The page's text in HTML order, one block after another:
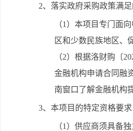
2、落实政府采购政策满足
（1）本项目专门面
区和少数民族地区、
（2）根据洛财购〔
金融机构申请合同融
南窗口了解金融机构
3、本项目的特定资格要求
（1）供应商须具备